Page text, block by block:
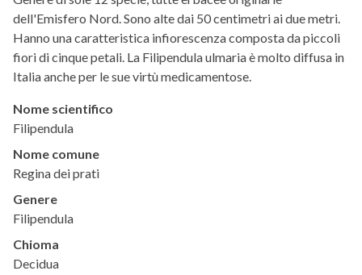
dell'Emisfero Nord. Sono alte dai 50 centimetri ai due metri.
Hanno una caratteristica infiorescenza composta da piccoli
fiori di cinque petali. La Filipendula ulmaria è molto diffusa in
Italia anche per le sue virtù medicamentose.
Nome scientifico
Filipendula
Nome comune
Regina dei prati
Genere
Filipendula
Chioma
Decidua